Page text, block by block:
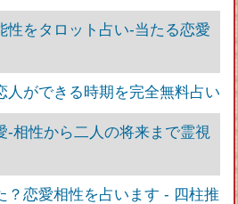
性をタロット占い‐当たる恋愛
人ができる時期を完全無料占い
相性から二人の将来まで霊視
？恋愛相性を占います ‐ 四柱推